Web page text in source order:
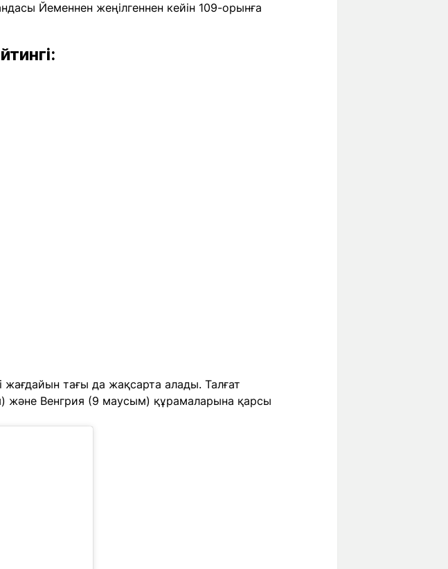
Йеменнен жеңілгеннен кейін 109-орынға
жағдайын тағы да жақсарта алады. Талғат
және Венгрия (9 маусым) құрамаларына қарсы